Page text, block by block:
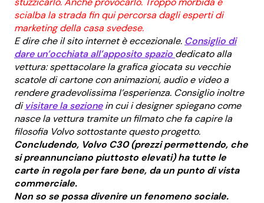
scialba la strada fin qui percorsa dagli esperti di
marketing della casa svedese.
E dire che il sito internet è eccezionale. Consiglio di
dare un’occhiata all’apposito spazio dedicato alla
vettura: spettacolare la grafica giocata su vecchie
scatole di cartone con animazioni, audio e video a
rendere gradevolissima l’esperienza. Consiglio inoltre
divisitare la sezionein cui i designer spiegano come
nasce la vettura tramite un filmato che fa capire la
filosofia Volvo sottostante questo progetto.
Concludendo, Volvo C30 (prezzi permettendo, che
si preannunciano piuttosto elevati) ha tutte le
carte in regola per fare bene, da un punto di vista
commerciale.
Non so se possa divenire un fenomeno sociale.